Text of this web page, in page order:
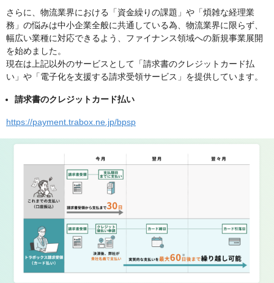
さらに、物流業界における「資金繰りの課題」や「煩雑な経理業
務」の悩みは中小企業全般に共通している為、物流業界に限らず、
幅広い業種に対応できるよう、ファイナンス領域への新規事業展開
を始めました。
現在は上記以外のサービスとして「請求書のクレジットカード払
い」や「電子化を支援する請求受領サービス」を提供しています。
請求書のクレジットカード払い
https://payment.trabox.ne.jp/bpsp